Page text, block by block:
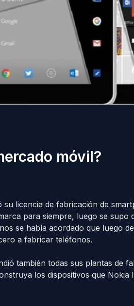
móvil?
licencia de fabricación de
para siempre, luego se supo
se había acordado que luego
a fabricar teléfonos.
también todas sus plantas de
los dispositivos que Nokia